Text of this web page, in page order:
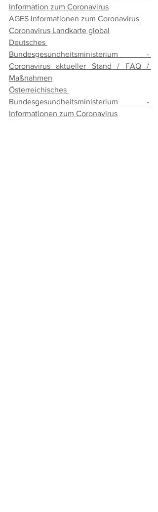
Information zum Coronavirus
AGES Informationen zum Coronavirus
Coronavirus Landkarte global
Deutsches
Bundesgesundheitsministerium -
Coronavirus aktueller Stand / FAQ /
Maßnahmen
Österreichisches
Bundesgesundheitsministerium -
Informationen zum Coronavirus